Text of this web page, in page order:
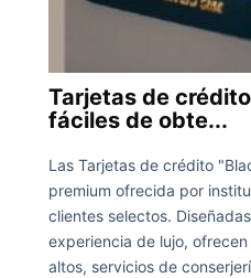
Tarjetas de
fáciles de obte...
Las Tarjetas de crédito
premium ofrecida por
clientes selectos.
experiencia de lujo,
altos, servicios de